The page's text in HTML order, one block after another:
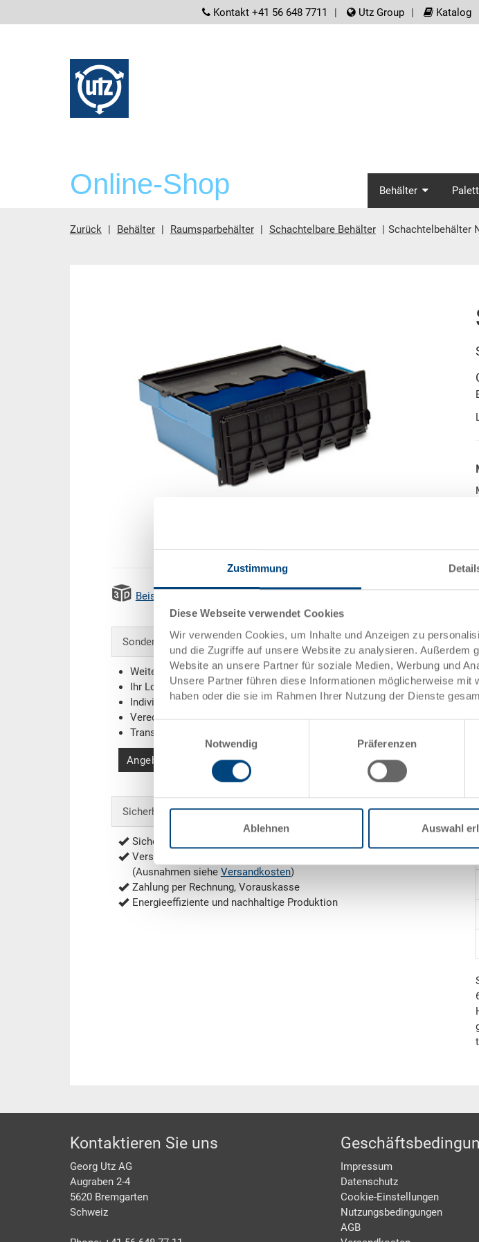
Zustimmung
Diese Webseite verwendet Cookies
Wir verwenden Cookies, um Inhalte und Anzeigen zu
und die Zugriffe auf unsere Website zu analysieren. Außerdem
Website an unsere Partner für soziale Medien, Werbung und
Unsere Partner führen diese Informationen möglicherweise
haben oder die sie im Rahmen Ihrer Nutzung der Dienste
Notwendig
Präferenzen
Ablehnen Auswahl
screenreader.meta_nav
Kontakt +41 56 648 7711 Utz Group Katalog
Online-Shop Behälter
Zurück Behälter Raumsparbehälter Schachtelbare Behälter Schachtelbehälter
Beispiel 3D Animation
Sonderanfertigungen - Unser Spezialgebiet
Weitere Farben
Ihr Logo / Labeling(Beispiele)
Individuelle Systemlösungen
Veredelungen
Transponder (RFID) / Barcodes
Angebot anfordern
Sicherheit & Bestellung
Sichere Bestellung mit Verschlüsselung
Versandkostenfrei ab 1'000.- CHF Nettowarenwert
(Ausnahmen siehe Versandkosten)
Zahlung per Rechnung, Vorauskasse
Energieeffiziente und nachhaltige Produktion
Footer
Kontaktieren Sie uns
Georg Utz AG
Augraben 2-4
5620 Bremgarten
Schweiz
Impressum
Datenschutz
Cookie-Einstellungen
Nutzungsbedingungen
AGB